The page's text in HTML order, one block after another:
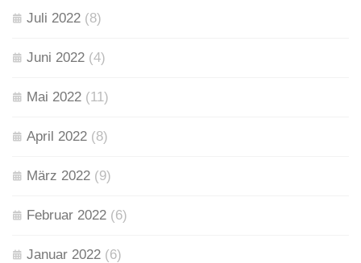
Juli 2022 (8)
Juni 2022 (4)
Mai 2022 (11)
April 2022 (8)
März 2022 (9)
Februar 2022 (6)
Januar 2022 (6)